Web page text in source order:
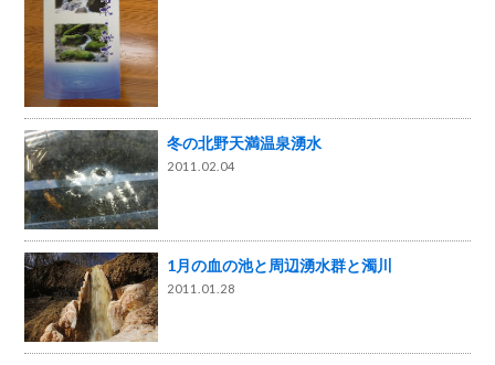
冬の北野天満温泉湧水
2011.02.04
1月の血の池と周辺湧水群と濁川
2011.01.28